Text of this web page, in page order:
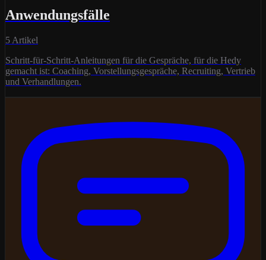
Anwendungsfälle
5 Artikel
Schritt-für-Schritt-Anleitungen für die Gespräche, für die Hedy
gemacht ist: Coaching, Vorstellungsgespräche, Recruiting, Vertrieb
und Verhandlungen.